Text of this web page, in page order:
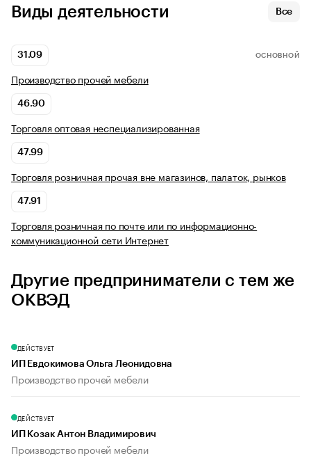
Виды деятельности Все
31.09 ОСНОВНОЙ
Производство прочей мебели
46.90
Торговля оптовая неспециализированная
47.99
Торговля розничная прочая вне магазинов, палаток, рынков
47.91
Торговля розничная по почте или по информационно-
коммуникационной сети Интернет
Другие предприниматели с тем же
ОКВЭД
ДЕЙСТВУЕТ
ИП Евдокимова Ольга Леонидовна
Производство прочей мебели
ДЕЙСТВУЕТ
ИП Козак Антон Владимирович
Производство прочей мебели